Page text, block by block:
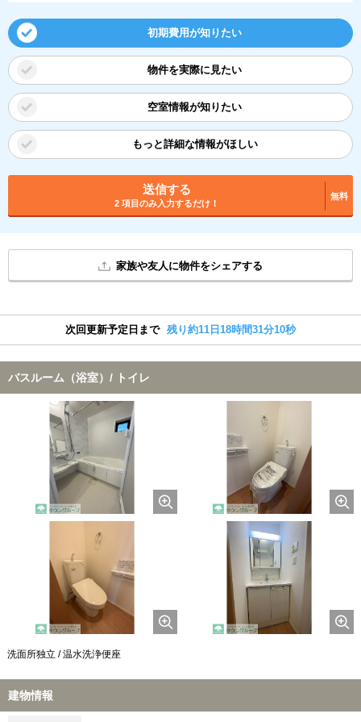
初期費用が知りたい
物件を実際に見たい
空室情報が知りたい
もっと詳細な情報がほしい
送信する
2 項目のみ入力するだけ！
無料
家族や友人に物件をシェアする
次回更新予定日まで 残り約11日18時間31分9秒
バスルーム（浴室）/ トイレ
洗面所独立 / 温水洗浄便座
建物情報